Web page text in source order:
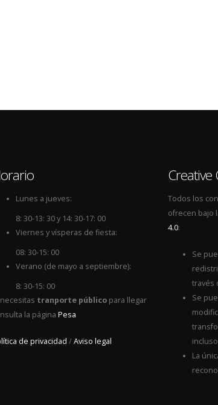
Lunes a jueves:
8: 30-13: 30 y 14: 30-17: 00
Viernes y vísperas de fiesta:
08: 30-15: 00
Verano (de mayo a septiembre):
8: 30-15: 00
tranporte públicopara llegar
la página Pesa
de privacidad /Aviso legal
Todos los
ofrecen bajo
4.0:
Se
través
Se
La